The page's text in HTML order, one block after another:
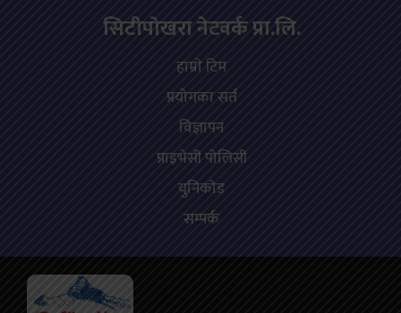
सिटीपाेखरा नेटवर्क प्रा.लि.
हाम्राे टिम
प्रयोगका सर्त
विज्ञापन
प्राइभेसी पोलिसी
युनिकोड
सम्पर्क